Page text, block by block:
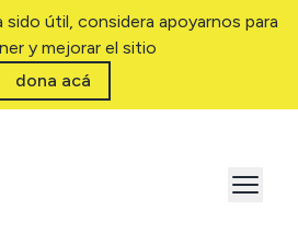
útil, considera apoyarnos para
y mejorar el sitio
dona acá